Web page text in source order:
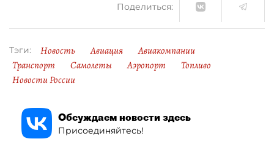
Поделиться:
Тэги: Новость Авиация
Авиакомпании
Транспорт
Самолеты Аэропорт
Топливо
Новости России
Обсуждаем новости здесь
Присоединяйтесь!